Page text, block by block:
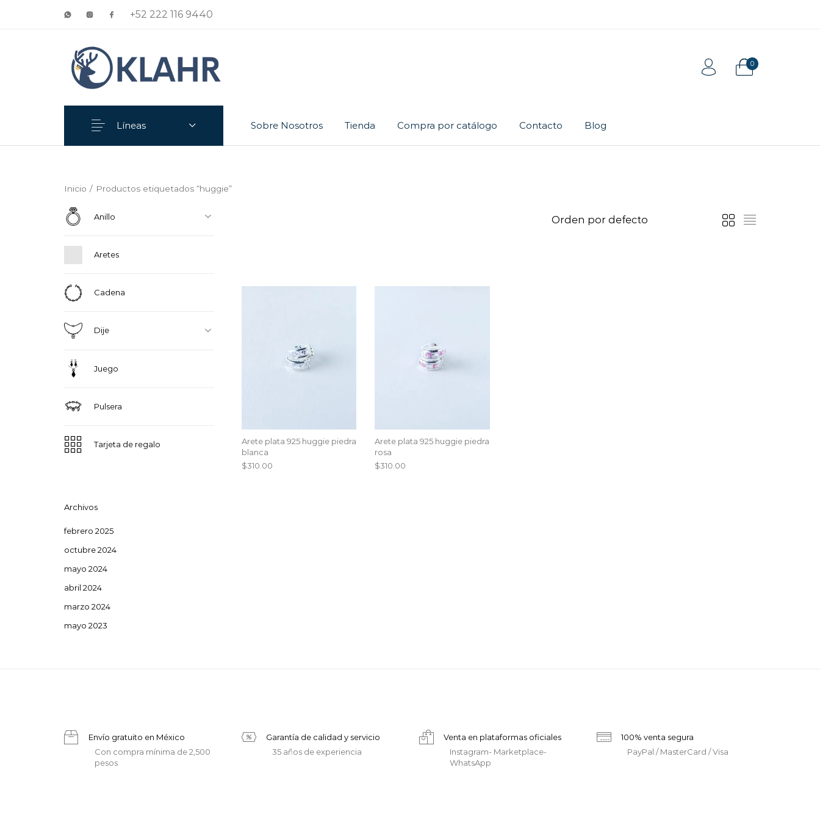
+52 222 116 9440
0
Sobre Nosotros Tienda Compra por catálogo Contacto Blog
Líneas
Inicio / Productos etiquetados “huggie”
Anillo
Aretes
Cadena
Dije
Juego
Pulsera
Tarjeta de regalo
Archivos
febrero 2025
octubre 2024
mayo 2024
abril 2024
marzo 2024
mayo 2023
Arete plata 925 huggie piedra
blanca
$310.00
Arete plata 925 huggie piedra
rosa
$310.00
Envío gratuito en México
Con compra mínima de 2,500
pesos
Garantía de calidad y servicio
35 años de experiencia
Venta en plataformas oficiales
Instagram- Marketplace-
WhatsApp
100% venta segura
PayPal / MasterCard / Visa